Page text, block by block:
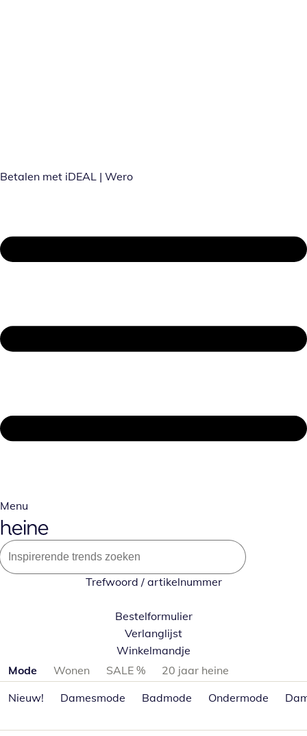
Betalen met iDEAL | Wero
Menu
Trefwoord / artikelnummer
Bestelformulier
Verlanglijst
Winkelmandje
Productcategorieën overslaan
Mode Wonen SALE %
20 jaar heine
Nieuw!
Damesmode Badmode Ondermode